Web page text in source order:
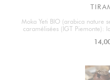
Moka Yeti BIO (arabica nature
caramélisées (IGT Piemonte):